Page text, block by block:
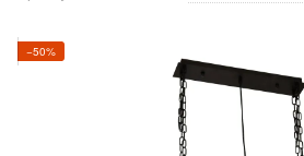
−50%